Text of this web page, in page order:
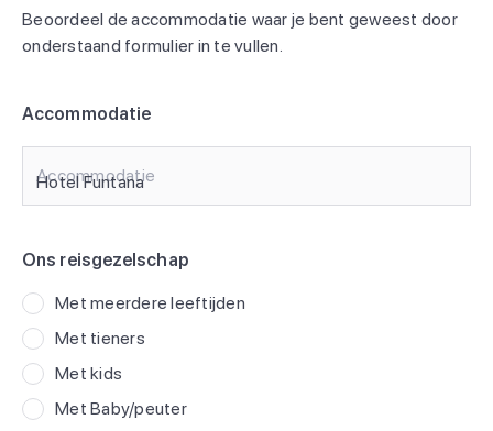
Beoordeel de accommodatie waar je bent geweest door
onderstaand formulier in te vullen.
Accommodatie
Accommodatie
Ons reisgezelschap
Met meerdere leeftijden
Met tieners
Met kids
Met Baby/peuter